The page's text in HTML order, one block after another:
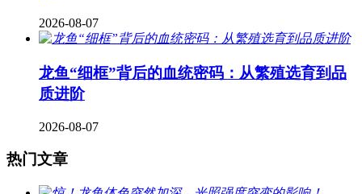
2026-08-07
龙鱼“细框”背后的血统密码：从繁殖选育到品
质进阶
2026-08-07
热门文章